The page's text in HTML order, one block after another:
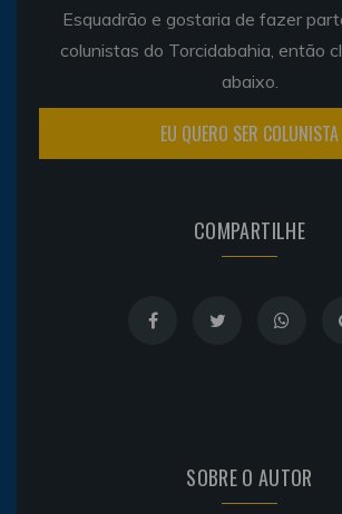
Esquadrão e gostaria de fazer
colunistas do Torcidabahia, então
abaixo.
EU QUERO SER COLUNISTA
COMPARTILHE
SOBRE O AUTOR